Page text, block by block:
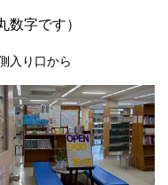
数字です）
入り口から